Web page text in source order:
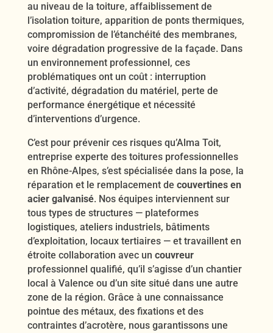
au niveau de la toiture, affaiblissement de
l’isolation toiture, apparition de ponts thermiques,
compromission de l’étanchéité des membranes,
voire dégradation progressive de la façade. Dans
un environnement professionnel, ces
problématiques ont un coût : interruption
d’activité, dégradation du matériel, perte de
performance énergétique et nécessité
d’interventions d’urgence.
C’est pour prévenir ces risques qu’Alma Toit,
entreprise experte des toitures professionnelles
en Rhône-Alpes, s’est spécialisée dans la pose, la
réparation et le remplacement de couvertines en
acier galvanisé. Nos équipes interviennent sur
tous types de structures — plateformes
logistiques, ateliers industriels, bâtiments
d’exploitation, locaux tertiaires — et travaillent en
étroite collaboration avec un couvreur
professionnel qualifié, qu’il s’agisse d’un chantier
local à Valence ou d’un site situé dans une autre
zone de la région. Grâce à une connaissance
pointue des métaux, des fixations et des
contraintes d’acrotère, nous garantissons une